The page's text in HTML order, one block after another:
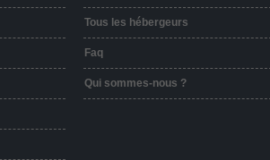
Tous les hébergeurs
Faq
Qui sommes-nous ?